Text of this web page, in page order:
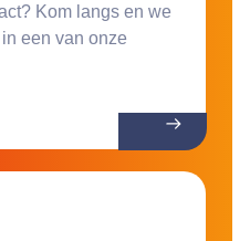
Kom langs en we
een van onze